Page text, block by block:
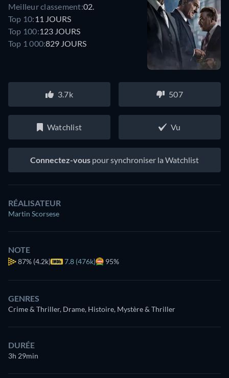
Meilleur classement:02.
Top 10: 11 JOURS
Top 100:123 JOURS
Top 1 000:829 JOURS
3.7k 507
Watchlist Vu
Connectez-vous pour synchroniser la Watchlist
RÉALISATEUR
Martin Scorsese
NOTE
87% (4.2k) 7.8 (476k) 95%
GENRES
Crime & Thriller, Drame, Histoire, Mystère & Thriller
DURÉE
3h 29min